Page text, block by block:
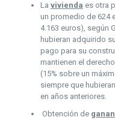
La vivienda es otra
un promedio de 624
4.163 euros), según
hubieran adquirido
pago para su
mantienen el
(15% sobre un
siempre que
en años anteriores.
Obtención de